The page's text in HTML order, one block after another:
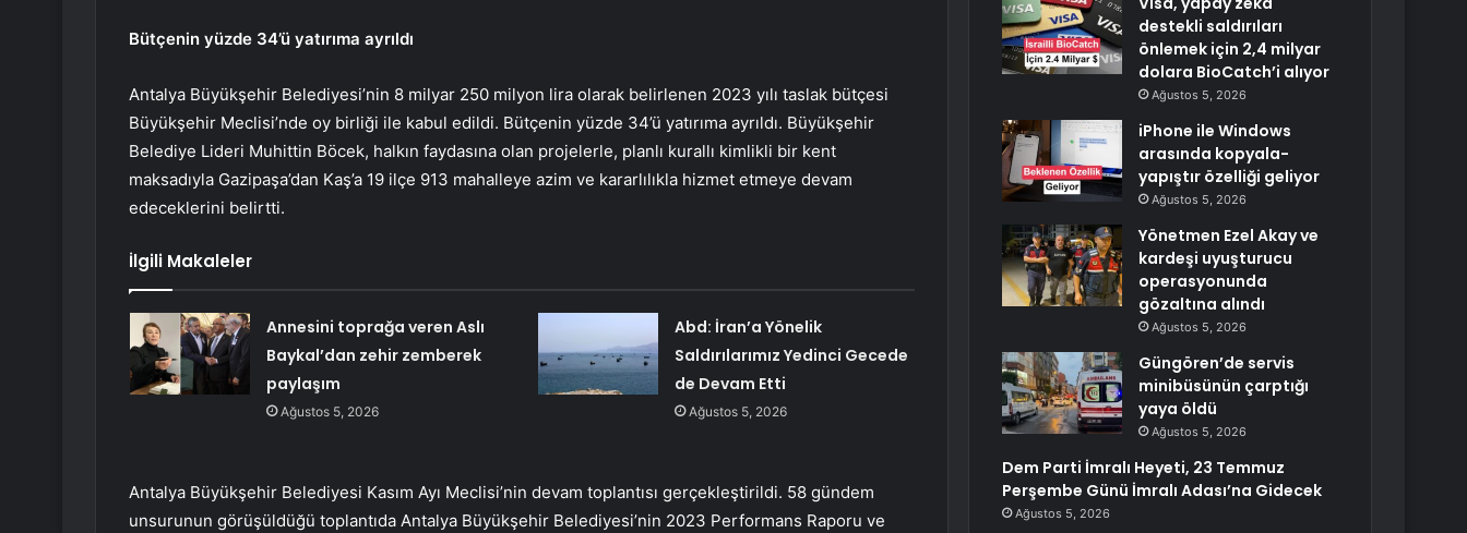
Bütçenin yüzde 34’ü yatırıma ayrıldı
Antalya Büyükşehir Belediyesi’nin 8 milyar 250 milyon lira olarak belirlenen 2023 yılı taslak bütçesi
Büyükşehir Meclisi’nde oy birliği ile kabul edildi. Bütçenin yüzde 34’ü yatırıma ayrıldı. Büyükşehir
Belediye Lideri Muhittin Böcek, halkın faydasına olan projelerle, planlı kurallı kimlikli bir kent
maksadıyla Gazipaşa’dan Kaş’a 19 ilçe 913 mahalleye azim ve kararlılıkla hizmet etmeye devam
edeceklerini belirtti.
İlgili Makaleler
Annesini toprağa veren Aslı
Baykal’dan zehir zemberek
paylaşım
Ağustos 5, 2026
Abd: İran’a Yönelik
Saldırılarımız Yedinci Gecede
de Devam Etti
Ağustos 5, 2026
Antalya Büyükşehir Belediyesi Kasım Ayı Meclisi’nin devam toplantısı gerçekleştirildi. 58 gündem
unsurunun görüşüldüğü toplantıda Antalya Büyükşehir Belediyesi’nin 2023 Performans Raporu ve
destekli saldırıları
önlemek için 2,4 milyar
dolara BioCatch’i alıyor
Ağustos 5, 2026
iPhone ile Windows
arasında kopyala-
yapıştır özelliği geliyor
Ağustos 5, 2026
Yönetmen Ezel Akay ve
kardeşi uyuşturucu
operasyonunda
gözaltına alındı
Ağustos 5, 2026
Güngören’de servis
minibüsünün çarptığı
yaya öldü
Ağustos 5, 2026
Dem Parti İmralı Heyeti, 23 Temmuz
Perşembe Günü İmralı Adası’na Gidecek
Ağustos 5, 2026